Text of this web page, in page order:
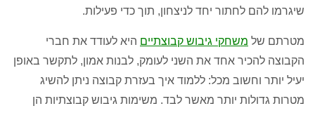
שיגרמו להם לחתור יחד לניצחון, תוך כדי פעילות.
מטרתם של משחקי גיבוש קבוצתיים היא לעודד את חברי
הקבוצה להכיר אחד את השני לעומק, לבנות אמון, לתקשר באופן
יעיל יותר וחשוב מכל: ללמוד איך בעזרת קבוצה ניתן להשיג
מטרות גדולות יותר מאשר לבד. משימות גיבוש קבוצתיות הן